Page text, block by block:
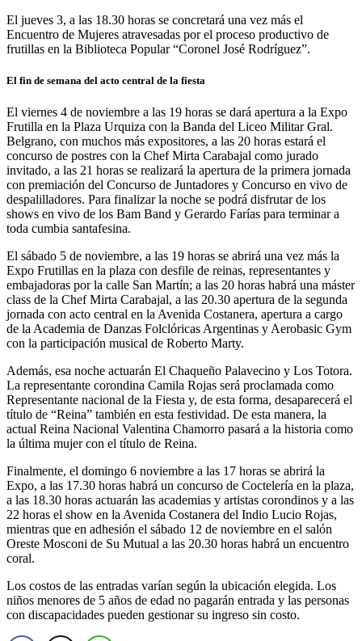
El jueves 3, a las 18.30 horas se concretará una vez más el
Encuentro de Mujeres atravesadas por el proceso productivo de
frutillas en la Biblioteca Popular “Coronel José Rodríguez”.
El fin de semana del acto central de la fiesta
El viernes 4 de noviembre a las 19 horas se dará apertura a la Expo
Frutilla en la Plaza Urquiza con la Banda del Liceo Militar Gral.
Belgrano, con muchos más expositores, a las 20 horas estará el
concurso de postres con la Chef Mirta Carabajal como jurado
invitado, a las 21 horas se realizará la apertura de la primera jornada
con premiación del Concurso de Juntadores y Concurso en vivo de
despalilladores. Para finalizar la noche se podrá disfrutar de los
shows en vivo de los Bam Band y Gerardo Farías para terminar a
toda cumbia santafesina.
El sábado 5 de noviembre, a las 19 horas se abrirá una vez más la
Expo Frutillas en la plaza con desfile de reinas, representantes y
embajadoras por la calle San Martín; a las 20 horas habrá una máster
class de la Chef Mirta Carabajal, a las 20.30 apertura de la segunda
jornada con acto central en la Avenida Costanera, apertura a cargo
de la Academia de Danzas Folclóricas Argentinas y Aerobasic Gym
con la participación musical de Roberto Marty.
Además, esa noche actuarán El Chaqueño Palavecino y Los Totora.
La representante corondina Camila Rojas será proclamada como
Representante nacional de la Fiesta y, de esta forma, desaparecerá el
título de “Reina” también en esta festividad. De esta manera, la
actual Reina Nacional Valentina Chamorro pasará a la historia como
la última mujer con el título de Reina.
Finalmente, el domingo 6 noviembre a las 17 horas se abrirá la
Expo, a las 17.30 horas habrá un concurso de Coctelería en la plaza,
a las 18.30 horas actuarán las academias y artistas corondinos y a las
22 horas el show en la Avenida Costanera del Indio Lucio Rojas,
mientras que en adhesión el sábado 12 de noviembre en el salón
Oreste Mosconi de Su Mutual a las 20.30 horas habrá un encuentro
coral.
Los costos de las entradas varían según la ubicación elegida. Los
niños menores de 5 años de edad no pagarán entrada y las personas
con discapacidades pueden gestionar su ingreso sin costo.